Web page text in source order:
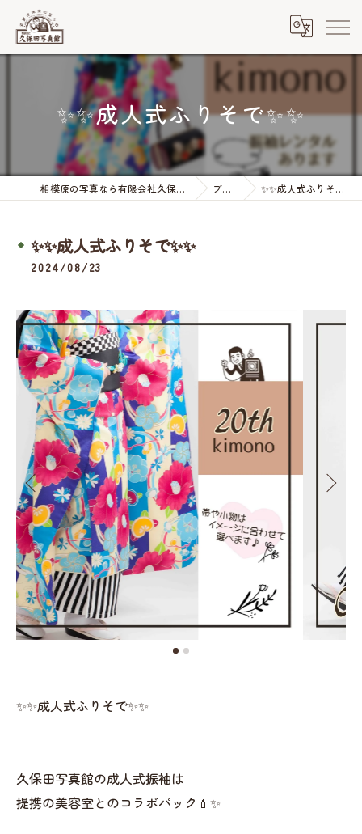
✨✨成人式ふりそで✨✨
相模原の写真なら有限会社久保田写真館 ブログ ✨✨成人式ふりそで✨✨
✨✨成人式ふりそで✨✨
2024/08/23
✨✨成人式ふりそで✨✨
久保田写真館の成人式振袖は
提携の美容室とのコラボパック💄✨